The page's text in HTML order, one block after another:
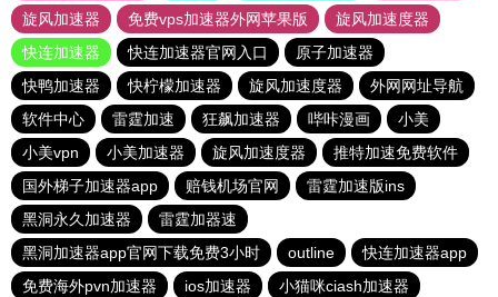
旋风加速器
免费vps加速器外网苹果版
旋风加速度器
快连加速器
快连加速器官网入口
原子加速器
快鸭加速器
快柠檬加速器 旋风加速度器
外网网址导航
软件中心
雷霆加速 狂飙加速器 哔咔漫画
小美
小美vpn
小美加速器 旋风加速度器
推特加速免费软件
国外梯子加速器app
赔钱机场官网
雷霆加速版ins
黑洞永久加速器
雷霆加器速
黑洞加速器app官网下载免费3小时
outline
快连加速器app
免费海外pvn加速器
ios加速器
小猫咪ciash加速器